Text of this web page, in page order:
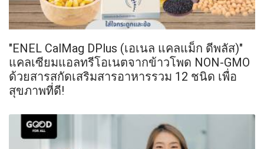
"ENEL CalMag DPlus (เอเนล แคลแม็ก ดีพลัส)"
แคลเซียมแอลทรีโอเนตจากข้าวโพด NON-GMO
ด้วยสารสกัดเสริมสารอาหารรวม 12 ชนิด เพื่อ
สุขภาพที่ดี!